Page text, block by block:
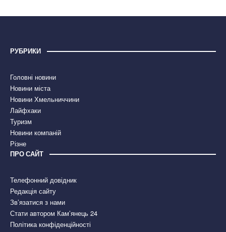
РУБРИКИ
Головні новини
Новини міста
Новини Хмельниччини
Лайфхаки
Туризм
Новини компаній
Різне
ПРО САЙТ
Телефонний довідник
Редакція сайту
Зв’язатися з нами
Стати автором Кам’янець 24
Політика конфіденційності